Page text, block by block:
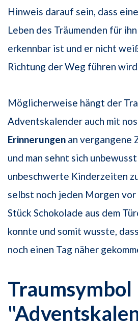
Hinweis darauf sein, dass
Leben des Träumenden für
erkennbar ist und er nicht
Richtung der Weg führen wird.
Möglicherweise hängt der
Adventskalender auch mit
Erinnerungen an vergangene
und man sehnt sich
unbeschwerte Kinderzeiten
selbst noch jeden Morgen vor
Stück Schokolade aus dem
konnte und somit wusste,
noch einen Tag näher
Traumsymbol